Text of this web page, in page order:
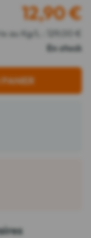
12,90€
au Kg/L : 129,00 €
En stock